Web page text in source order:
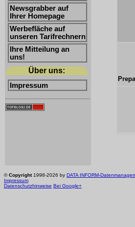
Newsgrabber auf
Ihrer Homepage
Werbefläche auf
unseren Tarifrechnern
Ihre Mitteilung an
uns!
Über uns:
Impressum
©Copyright1998-2026 by DATA INFORM-
Impressum
Datenschutzhinweise Bei Google+